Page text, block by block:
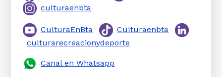
culturaenbta
CulturaEnBta
Culturaenbta
culturarecreacionydeporte
Canal en Whatsapp